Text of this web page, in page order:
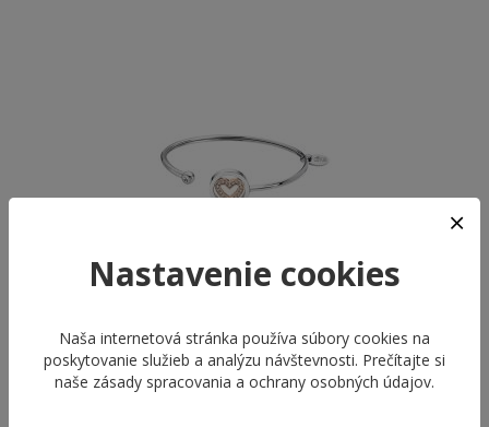
LOTUS STYLE LS2182-2/2
WOMAN BASIC
LOTUS STYLE LS2182-2/1
WOMAN BASIC
Nastavenie cookies
Naša internetová stránka používa súbory cookies na
poskytovanie služieb a analýzu návštevnosti. Prečítajte si
naše zásady spracovania a ochrany osobných údajov.